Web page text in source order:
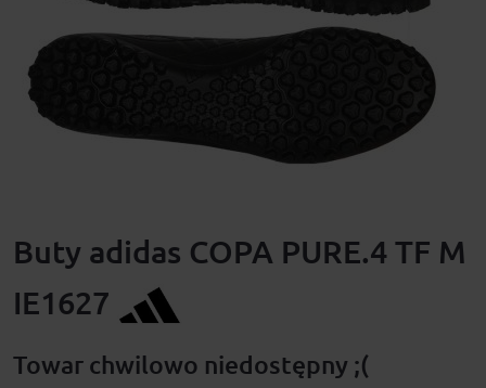
Buty adidas COPA PURE.4 TF M
IE1627
Towar chwilowo niedostępny ;(